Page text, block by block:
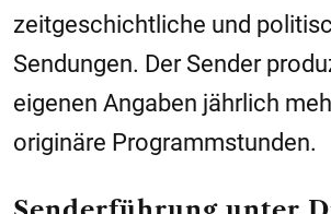
zeitgeschichtliche und
Sendungen. Der Sender
eigenen Angaben jährlich
originäre Programmstunden.